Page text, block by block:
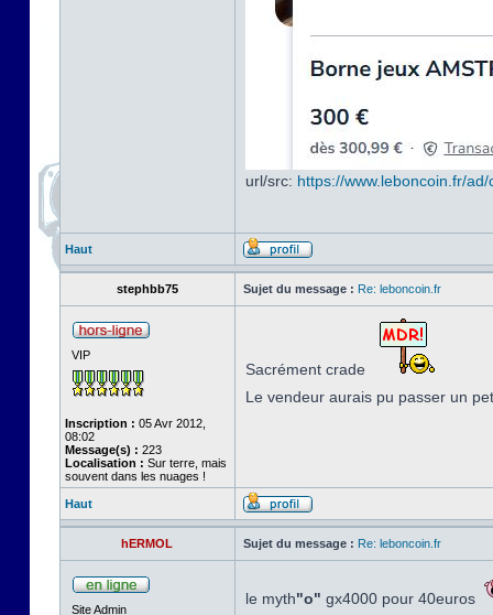
url/src: https://www.leboncoin.fr/
Haut
stephbb75 Sujet du message : Re: leboncoin.fr
VIP
Inscription : 05 Avr 2012,
08:02
Message(s) : 223
Localisation : Sur terre, mais
souvent dans les nuages !
Sacrément crade
Le vendeur aurais pu passer un
Haut
hERMOL Sujet du message : Re: leboncoin.fr
Site Admin
le myth"o" gx4000 pour 40euros